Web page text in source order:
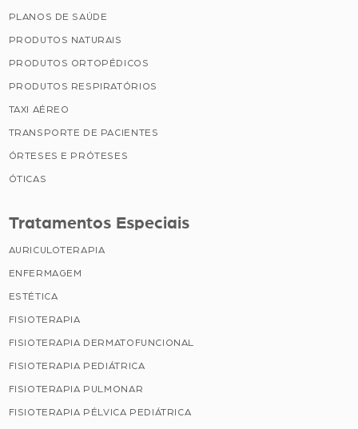
PLANOS DE SAÚDE
PRODUTOS NATURAIS
PRODUTOS ORTOPÉDICOS
PRODUTOS RESPIRATÓRIOS
TAXI AÉREO
TRANSPORTE DE PACIENTES
ÓRTESES E PRÓTESES
ÓTICAS
Tratamentos Especiais
AURICULOTERAPIA
ENFERMAGEM
ESTÉTICA
FISIOTERAPIA
FISIOTERAPIA DERMATOFUNCIONAL
FISIOTERAPIA PEDIÁTRICA
FISIOTERAPIA PULMONAR
FISIOTERAPIA PÉLVICA PEDIÁTRICA